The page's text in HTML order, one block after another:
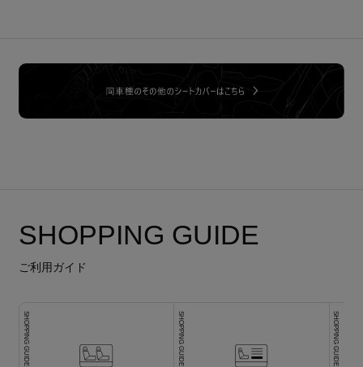
SHOPPING GUIDE
ご利用ガイド
SHOPPING GUIDE SHOPPING GUIDE SHOPPING GUIDE